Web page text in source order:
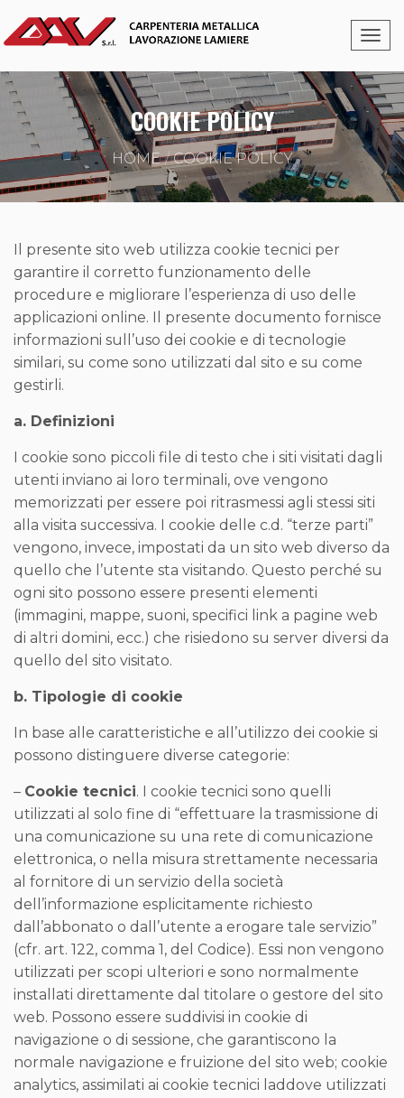
COOKIE POLICY
HOME COOKIE POLICY
Il presente sito web utilizza cookie tecnici per
garantire il corretto funzionamento delle
procedure e migliorare l’esperienza di uso delle
applicazioni online. Il presente documento fornisce
informazioni sull’uso dei cookie e di tecnologie
similari, su come sono utilizzati dal sito e su come
gestirli.
a. Definizioni
I cookie sono piccoli file di testo che i siti visitati dagli
utenti inviano ai loro terminali, ove vengono
memorizzati per essere poi ritrasmessi agli stessi siti
alla visita successiva. I cookie delle c.d. “terze parti”
vengono, invece, impostati da un sito web diverso da
quello che l’utente sta visitando. Questo perché su
ogni sito possono essere presenti elementi
(immagini, mappe, suoni, specifici link a pagine web
di altri domini, ecc.) che risiedono su server diversi da
quello del sito visitato.
b. Tipologie di cookie
In base alle caratteristiche e all’utilizzo dei cookie si
possono distinguere diverse categorie:
– Cookie tecnici. I cookie tecnici sono quelli
utilizzati al solo fine di “effettuare la trasmissione di
una comunicazione su una rete di comunicazione
elettronica, o nella misura strettamente necessaria
al fornitore di un servizio della società
dell’informazione esplicitamente richiesto
dall’abbonato o dall’utente a erogare tale servizio”
(cfr. art. 122, comma 1, del Codice). Essi non vengono
utilizzati per scopi ulteriori e sono normalmente
installati direttamente dal titolare o gestore del sito
web. Possono essere suddivisi in cookie di
navigazione o di sessione, che garantiscono la
normale navigazione e fruizione del sito web; cookie
analytics, assimilati ai cookie tecnici laddove utilizzati